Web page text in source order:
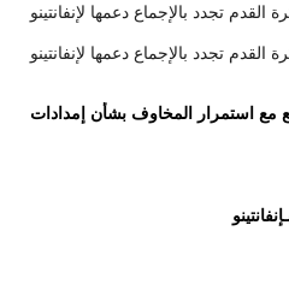
القدم تجدد بالإجماع دعمها لإنفانتينو
القدم تجدد بالإجماع دعمها لإنفانتينو
مع استمرار المخاوف بشأن إمدادات